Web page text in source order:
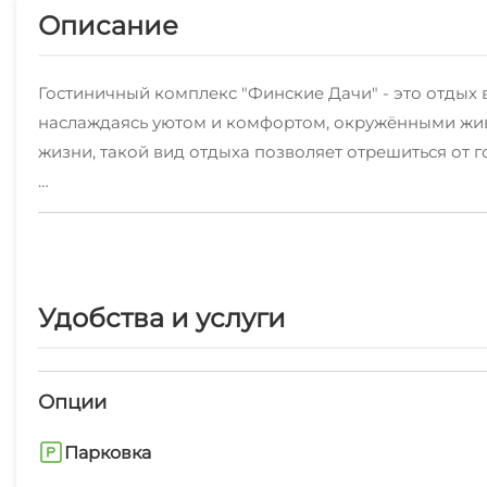
Описание
Гостиничный комплекс "Финские Дачи" - это
наслаждаясь уютом и комфортом, окружёнными
жизни, такой вид отдыха позволяет отрешиться от
Ресторан с большим двухэтажным залом, VIP-залы
экологически чистых алтайских продуктов,
бассейном и водопадом.
Крупнейший открытый игровой комплекс на Алтае!
Удобства и услуги
Опции
Парковка